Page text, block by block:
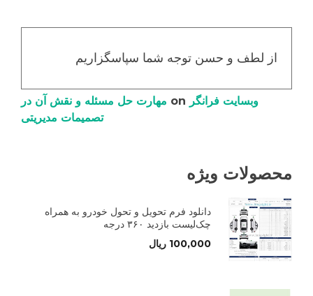
از لطف و حسن توجه شما سپاسگزاریم
وبسایت فرانگر
مهارت حل مسئله و نقش آن در
تصمیمات مدیریتی
محصولات ویژه
دانلود فرم تحویل و تحول خودرو به همراه
چک‌لیست بازدید ۳۶۰ درجه
100,000 ریال